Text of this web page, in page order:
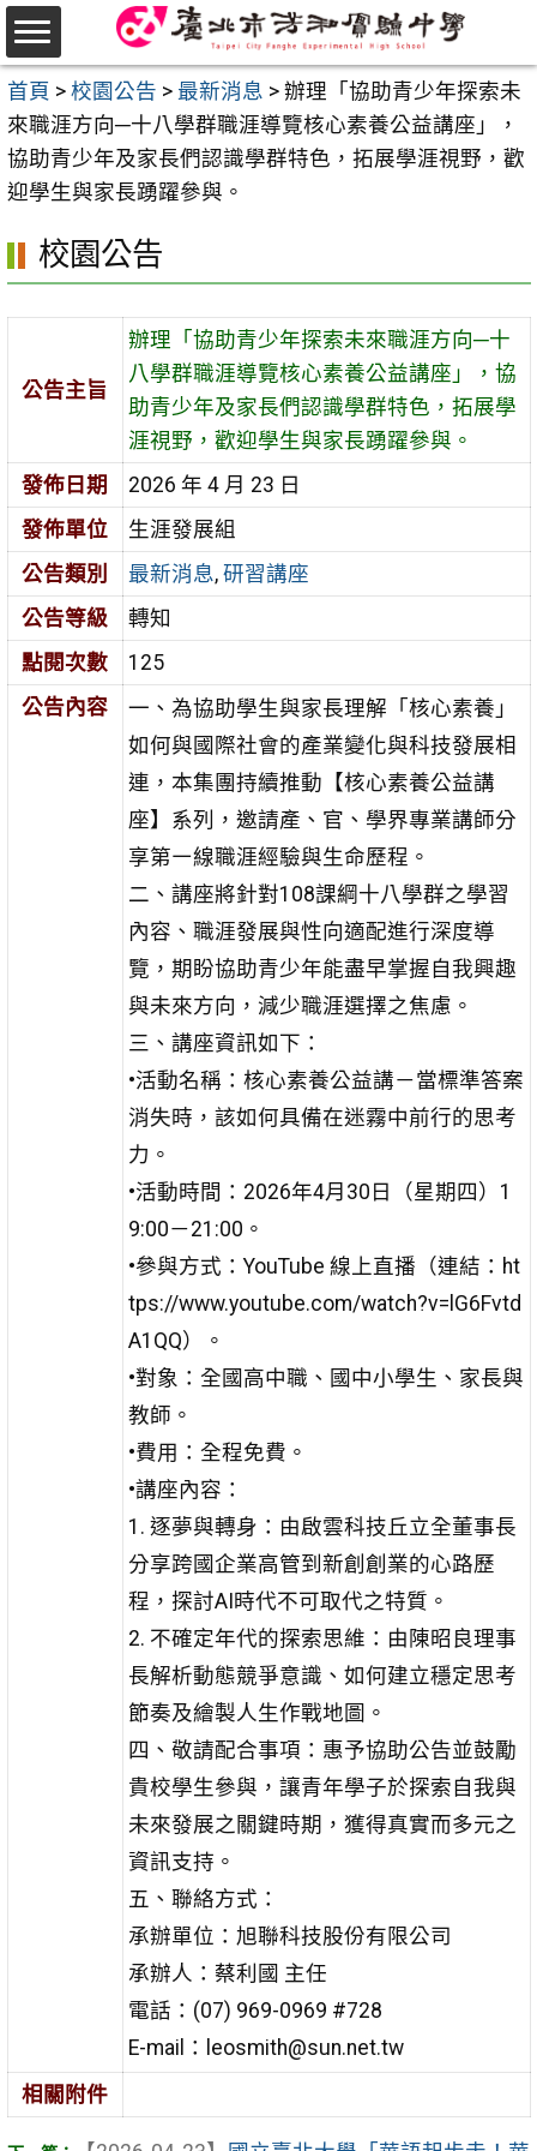
跳
至
主
要
內
容
首頁 > 校園公告 > 最新消息 > 辦理「協助青少年探索未
來職涯方向─十八學群職涯導覽核心素養公益講座」，
協助青少年及家長們認識學群特色，拓展學涯視野，歡
迎學生與家長踴躍參與。
校園公告
公告主旨
辦理「協助青少年探索未來職涯方向─十
八學群職涯導覽核心素養公益講座」，協
助青少年及家長們認識學群特色，拓展學
涯視野，歡迎學生與家長踴躍參與。
發佈日期
2026 年 4 月 23 日
發佈單位
生涯發展組
公告類別
最新消息, 研習講座
公告等級
轉知
點閱次數
125
公告內容
一、為協助學生與家長理解「核心素養」
如何與國際社會的產業變化與科技發展相
連，本集團持續推動【核心素養公益講
座】系列，邀請產、官、學界專業講師分
享第㇐線職涯經驗與生命歷程。
二、講座將針對108課綱十八學群之學習
內容、職涯發展與性向適配進行深度導
覽，期盼協助青少年能盡早掌握自我興趣
與未來方向，減少職涯選擇之焦慮。
三、講座資訊如下：
•活動名稱：核心素養公益講－當標準答案
消失時，該如何具備在迷霧中前行的思考
力。
•活動時間：2026年4月30日（星期四）1
9:00－21:00。
•參與方式：YouTube 線上直播（連結：ht
tps://www.youtube.com/watch?v=lG6Fvtd
A1QQ）。
•對象：全國高中職、國中小學生、家長與
教師。
•費用：全程免費。
•講座內容：
1. 逐夢與轉身：由啟雲科技丘立全董事長
分享跨國企業高管到新創創業的心路歷
程，探討AI時代不可取代之特質。
2. 不確定年代的探索思維：由陳昭良理事
長解析動態競爭意識、如何建立穩定思考
節奏及繪製人生作戰地圖。
四、敬請配合事項：惠予協助公告並鼓勵
貴校學生參與，讓青年學子於探索自我與
未來發展之關鍵時期，獲得真實而多元之
資訊支持。
五、聯絡方式：
承辦單位：旭聯科技股份有限公司
承辦人：蔡利國 主任
電話：(07) 969-0969 #728
E-mail：leosmith@sun.net.tw
相關附件
選
單